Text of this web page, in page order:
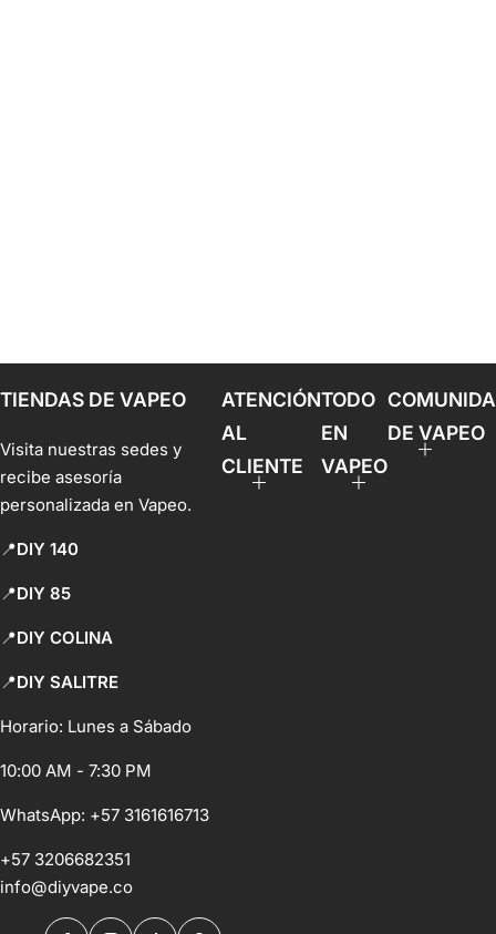
TIENDAS DE VAPEO
Visita nuestras sedes y
recibe asesoría
personalizada en Vapeo.
📍DIY 140
📍DIY 85
📍DIY COLINA
📍DIY SALITRE
Horario: Lunes a Sábado
10:00 AM - 7:30 PM
WhatsApp: +57 3161616713
+57 3206682351
info@diyvape.co
ATENCIÓN
AL
CLIENTE
TODO
EN
VAPEO
DE VAPEO